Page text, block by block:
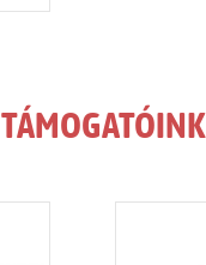
TÁMOGATÓINK